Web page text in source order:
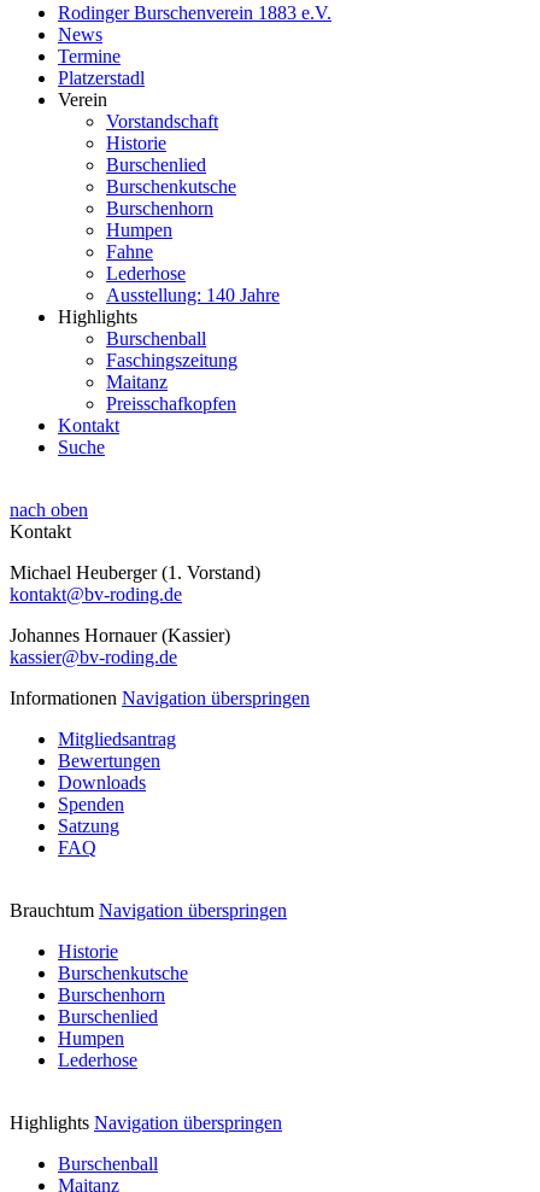
Rodinger Burschenverein 1883 e.V.
News
Termine
Platzerstadl
Verein
Vorstandschaft
Historie
Burschenlied
Burschenkutsche
Burschenhorn
Humpen
Fahne
Lederhose
Ausstellung: 140 Jahre
Highlights
Burschenball
Faschingszeitung
Maitanz
Preisschafkopfen
Kontakt
Suche
nach oben
Kontakt
Michael Heuberger (1. Vorstand)
kontakt@bv-roding.de
Johannes Hornauer (Kassier)
kassier@bv-roding.de
Informationen Navigation überspringen
Mitgliedsantrag
Bewertungen
Downloads
Spenden
Satzung
FAQ
Brauchtum Navigation überspringen
Historie
Burschenkutsche
Burschenhorn
Burschenlied
Humpen
Lederhose
Highlights Navigation überspringen
Burschenball
Maitanz